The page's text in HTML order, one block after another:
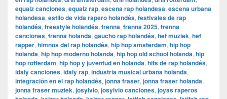
equalz canciones, equalz rap, escena rap holandesa, escena urbana
holandesa, estilo de vida rapero holandés, festivales de rap
holandés, freestyle holandés, frenna, frenna 2025, frenna
canciones, frenna holanda, gaucho rap holandés, hef muziek, hef
rapper, himnos del rap holandés, hip hop amsterdam, hip hop
holanda, hip hop moderno holanda, hip hop old school holanda, hip
hop rotterdam, hip hop y juventud en holanda, hits de rap holandés,
idaly canciones, idaly rap, industria musical urbana holanda,
integración en el rap holandés, jonna fraser, jonna fraser holanda,
jonna fraser muziek, josylvio, josylvio canciones, joyas raperos